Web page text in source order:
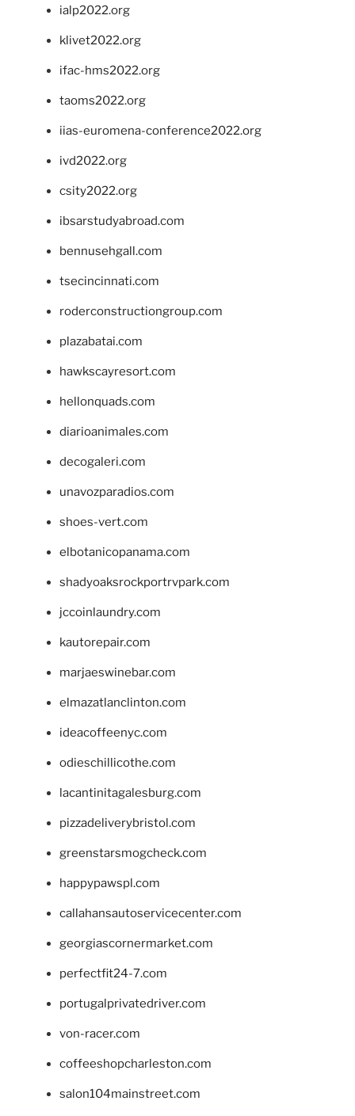
ialp2022.org
klivet2022.org
ifac-hms2022.org
taoms2022.org
iias-euromena-conference2022.org
ivd2022.org
csity2022.org
ibsarstudyabroad.com
bennusehgall.com
tsecincinnati.com
roderconstructiongroup.com
plazabatai.com
hawkscayresort.com
hellonquads.com
diarioanimales.com
decogaleri.com
unavozparadios.com
shoes-vert.com
elbotanicopanama.com
shadyoaksrockportrvpark.com
jccoinlaundry.com
kautorepair.com
marjaeswinebar.com
elmazatlanclinton.com
ideacoffeenyc.com
odieschillicothe.com
lacantinitagalesburg.com
pizzadeliverybristol.com
greenstarsmogcheck.com
happypawspl.com
callahansautoservicecenter.com
georgiascornermarket.com
perfectfit24-7.com
portugalprivatedriver.com
von-racer.com
coffeeshopcharleston.com
salon104mainstreet.com